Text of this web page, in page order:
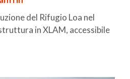
del Rifugio Loa nel
in XLAM, accessibile